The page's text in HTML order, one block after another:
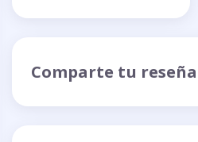
Comparte tu reseña